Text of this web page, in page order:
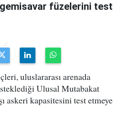
füzelerini test
uluslararası arenada
Ulusal Mutabakat
askeri kapasitesini test etmeye